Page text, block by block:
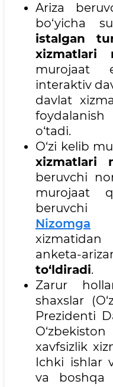
Ariza
bo‘yicha
istalgan
xizmatlari
murojaat
interaktiv
davlat
o‘tadi.
O‘zi kelib
xizmatlari
beruvchi
murojaat
beruvchi
Nizomga
anketa-
to‘ldiradi.
Zarur
shaxslar
Prezidenti
xavfsizlik
Ichki ishlar
va boshqa